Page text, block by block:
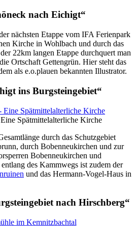
nach Eichigt“
nächsten Etappe vom IFA Ferienpark
Kirche in Wohlbach und durch das
22km langen Etappe durchquert man
Ortschaft Gettengrün. Hier steht das
als e.o.plauen bekannten Illustrator.
ins Burgsteingebiet“
Spätmittelalterliche Kirche
durch das Schutzgebiet
durch Bobenneukirchen und zur
Bobenneukirchen und
des Kammwegs ist zudem der
und das Hermann-Vogel-Haus in
nach Hirschberg“